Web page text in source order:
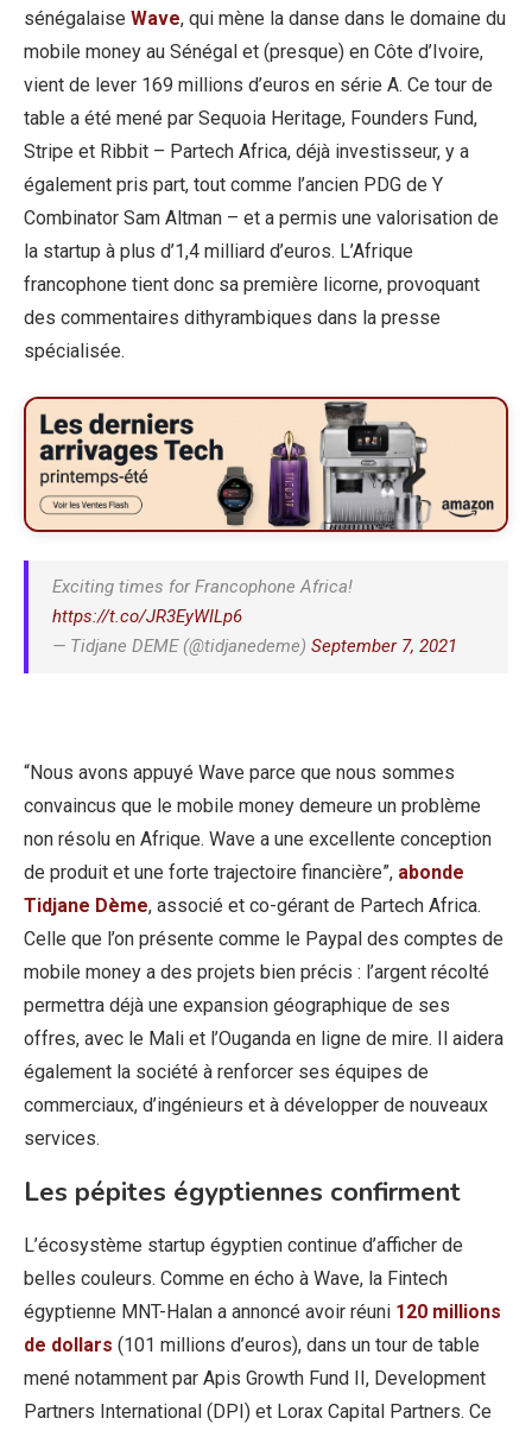
sénégalaise Wave, qui mène la danse dans le domaine du
mobile money au Sénégal et (presque) en Côte d’Ivoire,
vient de lever 169 millions d’euros en série A. Ce tour de
table a été mené par Sequoia Heritage, Founders Fund,
Stripe et Ribbit – Partech Africa, déjà investisseur, y a
également pris part, tout comme l’ancien PDG de Y
Combinator Sam Altman – et a permis une valorisation de
la startup à plus d’1,4 milliard d’euros. L’Afrique
francophone tient donc sa première licorne, provoquant
des commentaires dithyrambiques dans la presse
spécialisée.
Exciting times for Francophone Africa!
https://t.co/JR3EyWILp6
— Tidjane DEME (@tidjanedeme) September 7, 2021
“Nous avons appuyé Wave parce que nous sommes
convaincus que le mobile money demeure un problème
non résolu en Afrique. Wave a une excellente conception
de produit et une forte trajectoire financière”, abonde
Tidjane Dème, associé et co-gérant de Partech Africa.
Celle que l’on présente comme le Paypal des comptes de
mobile money a des projets bien précis : l’argent récolté
permettra déjà une expansion géographique de ses
offres, avec le Mali et l’Ouganda en ligne de mire. Il aidera
également la société à renforcer ses équipes de
commerciaux, d’ingénieurs et à développer de nouveaux
services.
Les pépites égyptiennes confirment
L’écosystème startup égyptien continue d’afficher de
belles couleurs. Comme en écho à Wave, la Fintech
égyptienne MNT-Halan a annoncé avoir réuni 120 millions
de dollars (101 millions d’euros), dans un tour de table
mené notamment par Apis Growth Fund II, Development
Partners International (DPI) et Lorax Capital Partners. Ce